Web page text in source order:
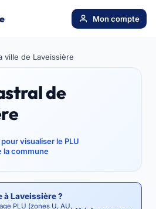
Mon compte
ville de Laveissière
de
visualiser le PLU
la commune
Laveissière ?
PLU (zones U, AU,